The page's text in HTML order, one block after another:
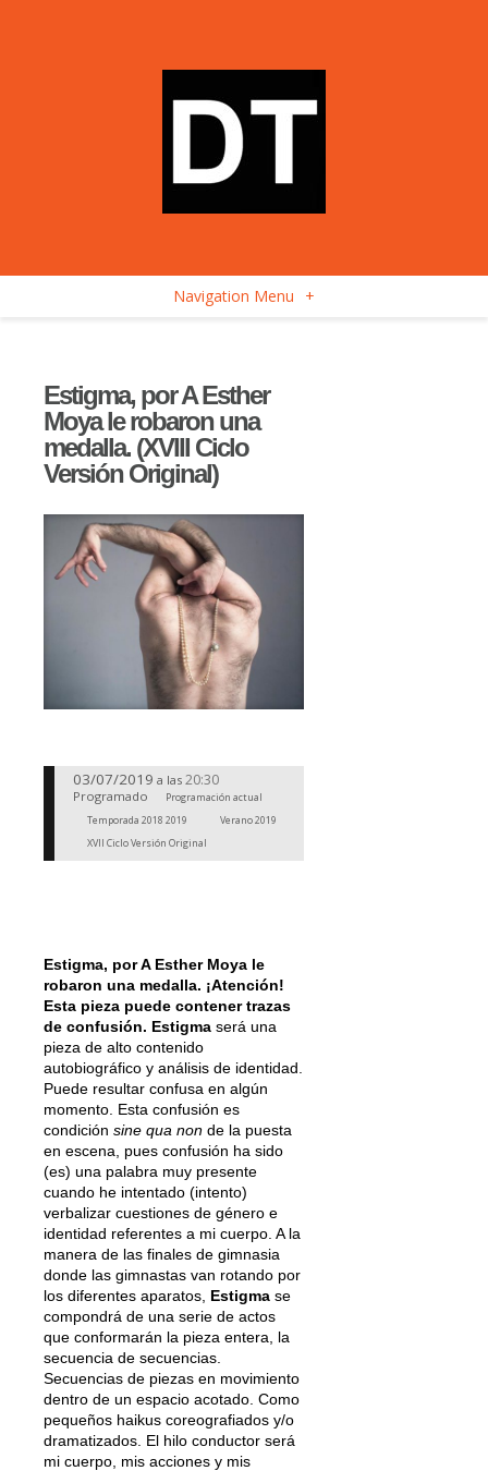
Navigation Menu +
Estigma, por A Esther
Moya le robaron una
medalla. (XVIII Ciclo
Versión Original)
03/07/2019 a las 20:30
Programado
Programación actual
Temporada 2018 2019
Verano 2019
XVII Ciclo Versión Original
Estigma, por A Esther Moya le
robaron una medalla. ¡Atención!
Esta pieza puede contener trazas
de confusión. Estigma será una
pieza de alto contenido
autobiográfico y análisis de identidad.
Puede resultar confusa en algún
momento. Esta confusión es
condición sine qua non de la puesta
en escena, pues confusión ha sido
(es) una palabra muy presente
cuando he intentado (intento)
verbalizar cuestiones de género e
identidad referentes a mi cuerpo. A la
manera de las finales de gimnasia
donde las gimnastas van rotando por
los diferentes aparatos, Estigma se
compondrá de una serie de actos
que conformarán la pieza entera, la
secuencia de secuencias.
Secuencias de piezas en movimiento
dentro de un espacio acotado. Como
pequeños haikus coreografiados y/o
dramatizados. El hilo conductor será
mi cuerpo, mis acciones y mis